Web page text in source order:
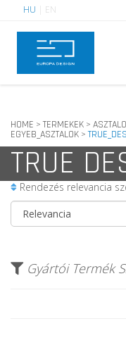
HU EN
HOME > TERMEKEK >
EGYEB_ASZTALOK >
TRUE
Rendezés relevancia
Gyártói Termék